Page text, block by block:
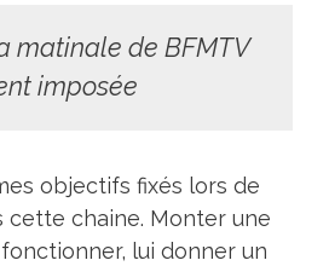
matinale de BFMTV
imposée
objectifs fixés lors de
cette chaine. Monter une
lui donner un